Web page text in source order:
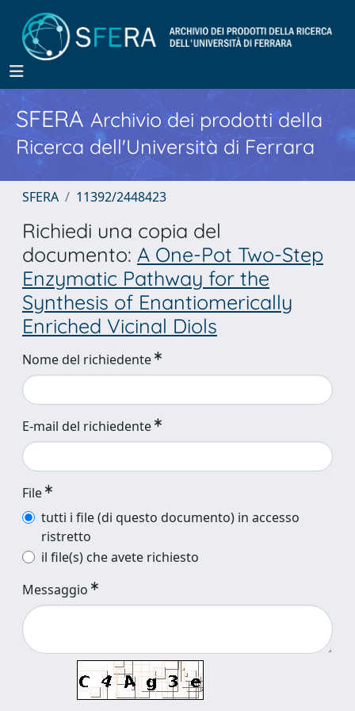
SFERA Archivio dei prodotti della
Ricerca dell'Università di Ferrara
SFERA 11392/2448423
Richiedi una copia del
documento: A One-Pot Two-Step
Enzymatic Pathway for the
Synthesis of Enantiomerically
Enriched Vicinal Diols
Nome del richiedente
E-mail del richiedente
File
tutti i file (di questo documento) in accesso
ristretto
il file(s) che avete richiesto
Messaggio